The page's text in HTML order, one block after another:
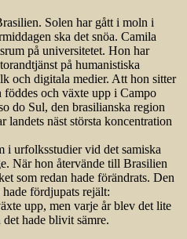
Solen har gått i moln i
ska det snöa. Camila
på universitetet. Hon har
på humanistiska
och digitala medier. Att hon sitter
och växte upp i Campo
do Sul, den brasilianska region
landets näst största koncentration
i urfolksstudier vid det samiska
När hon återvände till Brasilien
som redan hade förändrats. Den
fördjupats rejält:
upp, men varje år blev det lite
hade blivit sämre.